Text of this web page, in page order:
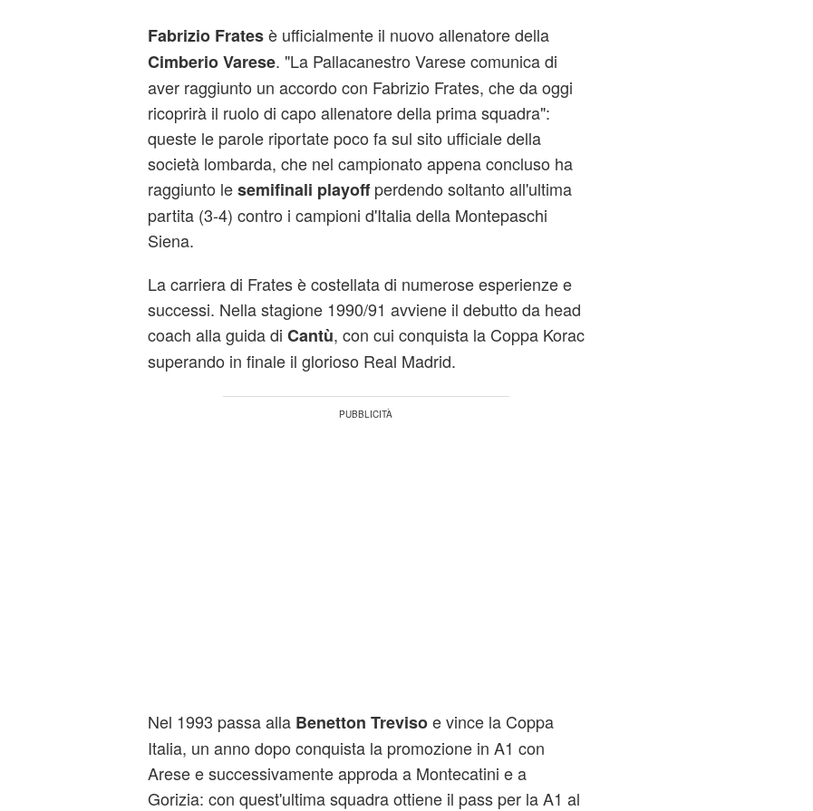
Fabrizio Fratesè ufficialmente il nuovo allenatore della
Cimberio Varese. "La Pallacanestro Varese comunica di
aver raggiunto un accordo con Fabrizio Frates, che da oggi
ricoprirà il ruolo di capo allenatore della prima squadra":
queste le parole riportate poco fa sul sito ufficiale della
società lombarda, che nel campionato appena concluso ha
raggiunto lesemifinali playoffperdendo soltanto all'ultima
partita (3-4) contro i campioni d'Italia della Montepaschi
Siena.
La carriera di Frates è costellata di numerose esperienze e
successi. Nella stagione 1990/91 avviene il debutto da head
coach alla guida di Cantù, con cui conquista la Coppa Korac
superando in finale il glorioso Real Madrid.
Nel 1993 passa alla Benetton Trevisoe vince la Coppa
Italia, un anno dopo conquista la promozione in A1 con
Arese e successivamente approda a Montecatini e a
Gorizia: con quest'ultima squadra ottiene il pass per la A1 al